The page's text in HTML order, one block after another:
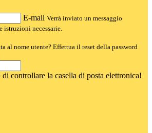
E-mail Verrà inviato un messaggio
necessarie.
al nome utente? Effettua il reset della password
controllare la casella di posta elettronica!